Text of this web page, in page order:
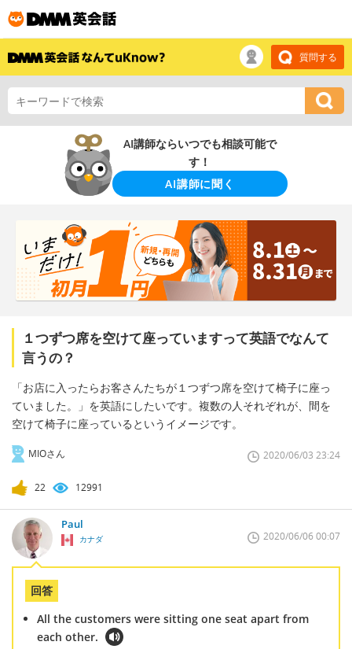
質問する
AI講師ならいつでも相談可能で
す！
AI講師に聞く
１つずつ席を空けて座っていますって英語でなんて
言うの？
「お店に入ったらお客さんたちが１つずつ席を空けて椅子に座っ
ていました。」を英語にしたいです。複数の人それぞれが、間を
空けて椅子に座っているというイメージです。
MIOさん 2020/06/03 23:24
22 12991
Paul
カナダ 2020/06/06 00:07
回答
All the customers were sitting one seat apart from
each other.